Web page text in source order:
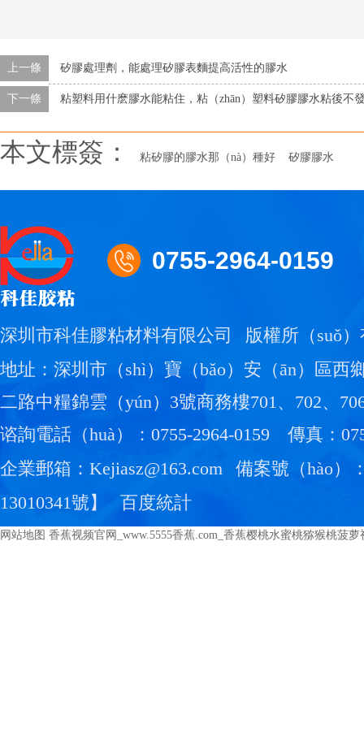
上一條 矽膠處理劑，能處理矽膠表麵提高活性的膠水
下一條 粘塑料用什麽膠水能粘住，粘（zhān）塑料矽膠膠水粘後不
本文標簽： 粘矽膠的膠水那（nà）種好 矽膠膠水
0755-2964-0159
深圳市科佳膠粘材料有限公司
版權所（suǒ
地址：深圳市（shì）寶（bǎo）安（ān）區西
二路中糧錦雲（yún）3號商務樓701、702、
谘詢電話（huà）：0755-2964-0159
傳真：
企業郵箱：Kejiasz@163.com
備案號（hào）
13010341號 】 百度統計
网站地图 香蕉视频官网_www.5555香蕉.com_香蕉樱桃水蜜桃猕猴桃菠